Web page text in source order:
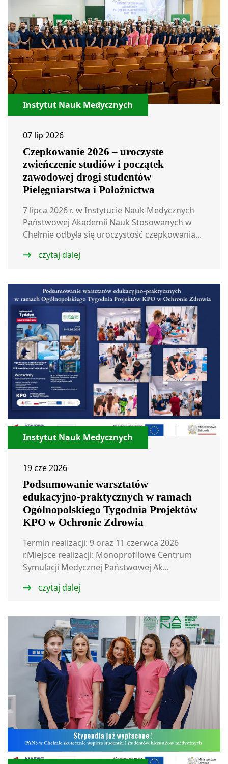
Instytut Nauk Medycznych
07 lip 2026
Czepkowanie 2026 – uroczyste
zwieńczenie studiów i początek
zawodowej drogi studentów
Pielęgniarstwa i Położnictwa
7 lipca 2026 r. w Instytucie Nauk Medycznych
Państwowej Akademii Nauk Stosowanych w
Chełmie odbyła się uroczystość czepkowania...
czytaj dalej
Instytut Nauk Medycznych
19 cze 2026
Podsumowanie warsztatów
edukacyjno-praktycznych w ramach
Ogólnopolskiego Tygodnia Projektów
KPO w Ochronie Zdrowia
Termin realizacji: 9 oraz 11 czerwca 2026
r.Miejsce realizacji: Monoprofilowe Centrum
Symulacji Medycznej Państwowej Ak...
czytaj dalej